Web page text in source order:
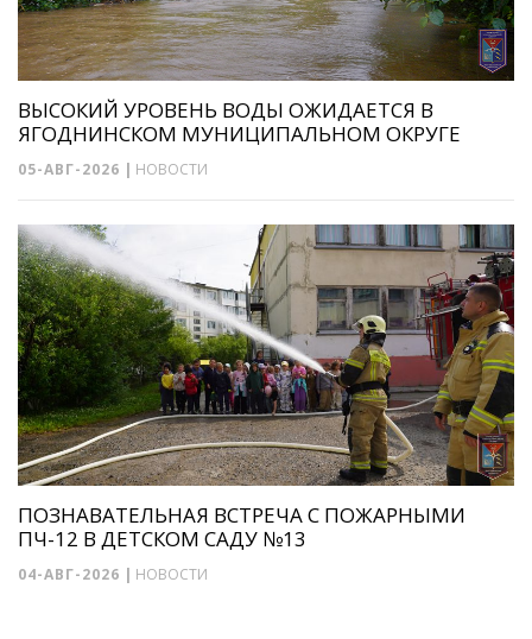
ВЫСОКИЙ УРОВЕНЬ ВОДЫ ОЖИДАЕТСЯ В
ЯГОДНИНСКОМ МУНИЦИПАЛЬНОМ ОКРУГЕ
05-АВГ-2026 | НОВОСТИ
ПОЗНАВАТЕЛЬНАЯ ВСТРЕЧА С ПОЖАРНЫМИ
ПЧ-12 В ДЕТСКОМ САДУ №13
04-АВГ-2026 | НОВОСТИ